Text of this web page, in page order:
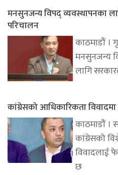
मनसुनजन्य विपद् व्यवस्थापनका
परिचालन
काठमाडौं ।
मनसुनजन्य
लागि
कांग्रेसको आधिकारिकता
काठमाडौं ।
कांग्रेसको
विवादलाई
छ